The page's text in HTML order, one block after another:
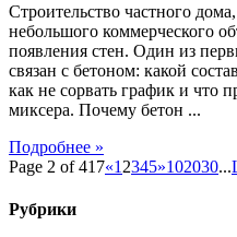
Строительство частного
небольшого коммерческого
появления стен. Один из
связан с бетоном: какой
как не сорвать график и что
миксера. Почему бетон ...
Подробнее »
Page 2 of 417«1 2345»102030...
Рубрики